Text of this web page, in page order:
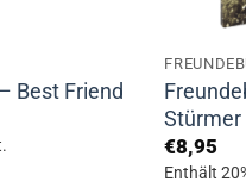
Best Friend
Stürmer
€8,95
Enthält